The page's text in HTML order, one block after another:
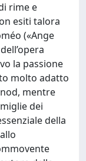
rime e
esiti talora
(«Ange
la passione
molto adatto
mentre
dei
della